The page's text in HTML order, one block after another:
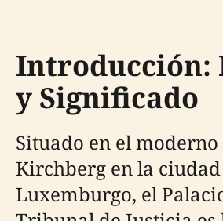
Introducción:
y Significado
Situado en el
Kirchberg en la
Luxemburgo, el